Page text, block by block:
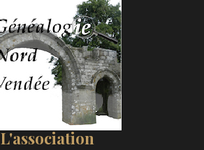
L'association